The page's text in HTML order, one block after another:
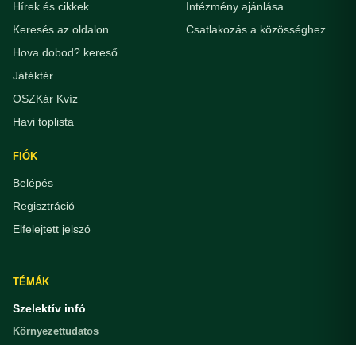
Hírek és cikkek
Keresés az oldalon
Hova dobod? kereső
Játéktér
OSZKár Kvíz
Havi toplista
Intézmény ajánlása
Csatlakozás a közösséghez
FIÓK
Belépés
Regisztráció
Elfelejtett jelszó
TÉMÁK
Szelektív infó
Környezettudatos